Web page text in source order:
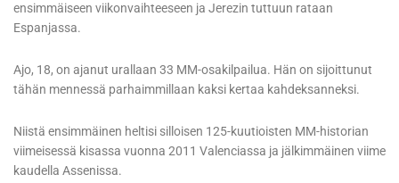
ensimmäiseen viikonvaihteeseen ja Jerezin tuttuun rataan
Espanjassa.
Ajo, 18, on ajanut urallaan 33 MM-osakilpailua. Hän on sijoittunut
tähän mennessä parhaimmillaan kaksi kertaa kahdeksanneksi.
Niistä ensimmäinen heltisi silloisen 125-kuutioisten MM-historian
viimeisessä kisassa vuonna 2011 Valenciassa ja jälkimmäinen viime
kaudella Assenissa.